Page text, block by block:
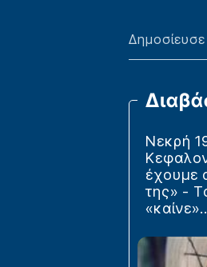
Νεκρή
έχουμε
της» -